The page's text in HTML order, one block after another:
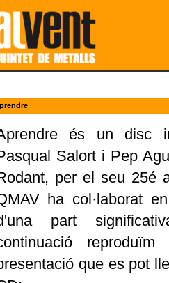
és un disc
Salort i Pep
per el seu 25é
ha col·laborat
part
que es pot